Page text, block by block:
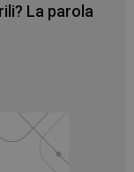
La parola